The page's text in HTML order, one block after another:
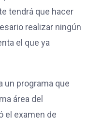
tendrá que hacer
realizar ningún
el que ya
un programa que
área del
el examen de